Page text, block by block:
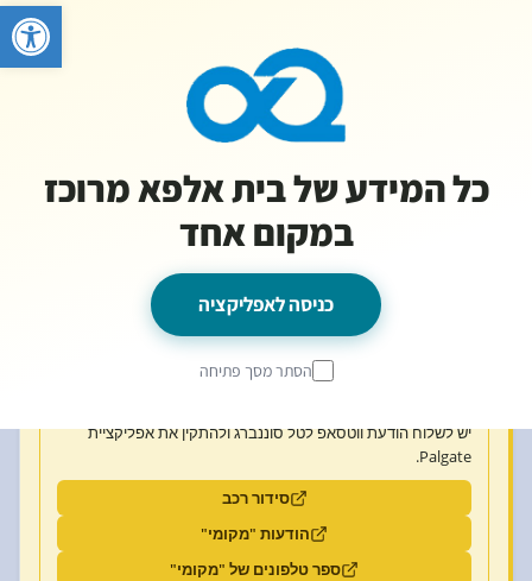
פתח
כל המידע של בית אלפא מרוכז
במקום אחד
כניסה לאפליקציה
הסתר מסך פתיחה
בית אלפא
·
04:22
תושב חדש שירותים
שער ראשי
050-9607387
יש לשלוח הודעת ווטסאפ לטל סוננברג ולהתקין את אפליקציית
Palgate.
סידור רכב
הודעות "מקומי"
ספר טלפונים של "מקומי"